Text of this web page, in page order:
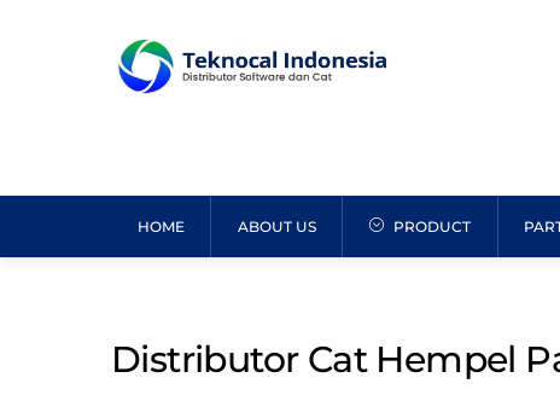
HOME ABOUT US PRODUCT
Distributor Cat Hempel